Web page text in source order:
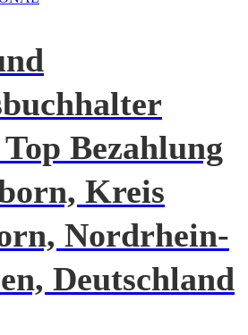
Bezahlung
Kreis
Nordrhein-
Deutschland